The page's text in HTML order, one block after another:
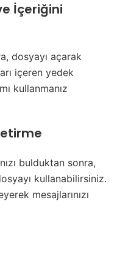
İçeriğini
dosyayı açarak
içeren yedek
kullanmanız
bulduktan sonra,
kullanabilirsiniz.
mesajlarınızı